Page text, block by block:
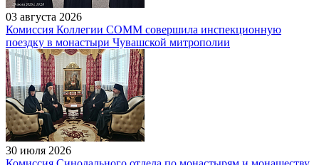
03 августа 2026
Комиссия Коллегии СОММ совершила инспекционную
поездку в монастыри Чувашской митрополии
30 июля 2026